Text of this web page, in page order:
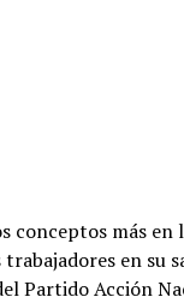
conceptos más en
trabajadores en su
Partido Acción